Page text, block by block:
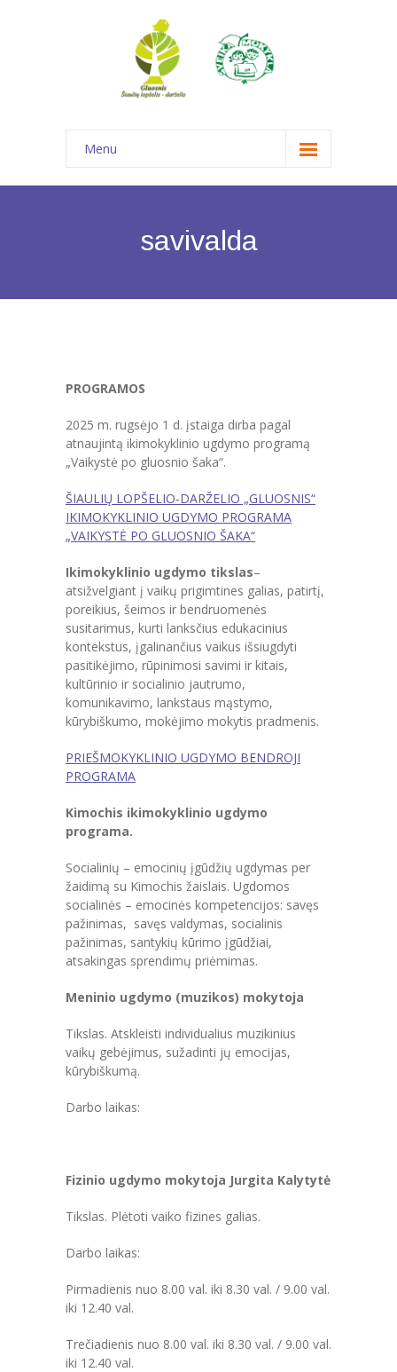
Menu
Pagrindinis
---- Struktūra ir kontaktinė informacija
---- Teisės aktai
---- Ugdymas
---- Švietimo pagalba
---- Tarptautiniai projektai
---- PPT teikiama pagalba
---- PAGALBA VAIKAMS LINIJA
---- Sveikatos stiprinimo programa
---- Sveikatos priežiūros dokumentai
---- Kokybės vadybos sistemos diegimas
-- Korupcijos prevencija
---- Korupcijos prevencijos politika
---- Korupcijos prevencijos planavimo dokumentai
---- Atsakingi už korupcijai atsparios aplinkos
kūrimą asmenys
---- Informuok apie korupciją
---- Antikorupcinis švietimas
---- Privačių interesų derinimas
-- Pranešėjų apsauga
---- Pranešėjų apsauga
---- Nuostatai
savivalda
PROGRAMOS
2025 m. rugsėjo 1 d. įstaiga dirba pagal
atnaujintą ikimokyklinio ugdymo programą
„Vaikystė po gluosnio šaka“.
ŠIAULIŲ LOPŠELIO-DARŽELIO „GLUOSNIS“
IKIMOKYKLINIO UGDYMO PROGRAMA
„VAIKYSTĖ PO GLUOSNIO ŠAKA“
Ikimokyklinio ugdymo tikslas–
atsižvelgiant į vaikų prigimtines galias, patirtį,
poreikius, šeimos ir bendruomenės
susitarimus, kurti lanksčius edukacinius
kontekstus, įgalinančius vaikus išsiugdyti
pasitikėjimo, rūpinimosi savimi ir kitais,
kultūrinio ir socialinio jautrumo,
komunikavimo, lankstaus mąstymo,
kūrybiškumo, mokėjimo mokytis pradmenis.
PRIEŠMOKYKLINIO UGDYMO BENDROJI
PROGRAMA
Kimochis ikimokyklinio ugdymo
programa.
Socialinių – emocinių įgūdžių ugdymas per
žaidimą su Kimochis žaislais. Ugdomos
socialinės – emocinės kompetencijos: savęs
pažinimas, savęs valdymas, socialinis
pažinimas, santykių kūrimo įgūdžiai,
atsakingas sprendimų priėmimas.
Meninio ugdymo (muzikos) mokytoja
Tikslas. Atskleisti individualius muzikinius
vaikų gebėjimus, sužadinti jų emocijas,
kūrybiškumą.
Darbo laikas:
Fizinio ugdymo mokytoja Jurgita Kalytytė
Tikslas. Plėtoti vaiko fizines galias.
Darbo laikas:
Pirmadienis nuo 8.00 val. iki 8.30 val. / 9.00 val.
iki 12.40 val.
Trečiadienis nuo 8.00 val. iki 8.30 val. / 9.00 val.
iki 12.40 val.